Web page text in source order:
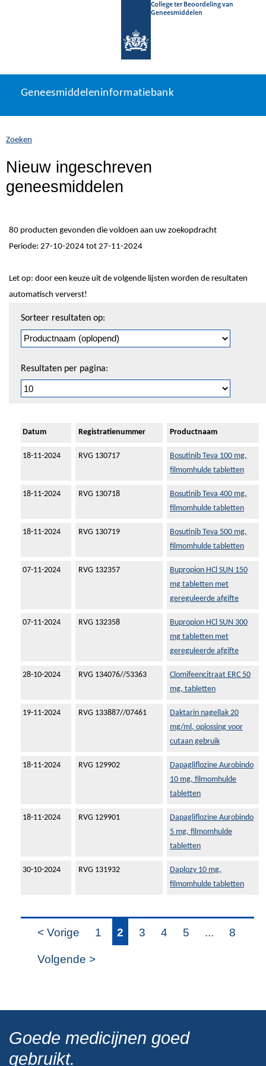
College ter Beoordeling van
Geneesmiddelen
naar
Geneesmiddeleninformatiebank
U
zich
hier:
Geneesmiddeleninformatiebank
Zoeken
Nieuw ingeschreven
geneesmiddelen
80 producten gevonden die voldoen aan uw zoekopdracht
Periode: 27-10-2024 tot 27-11-2024
Let op: door een keuze uit de volgende lijsten worden de resultaten
automatisch ververst!
pagineren
Sorteer resultaten op:
Resultaten per pagina:
Datum Registratienummer Productnaam
18-11-2024 RVG 130717
Bosutinib Teva 100 mg,
filmomhulde tabletten
18-11-2024 RVG 130718
Bosutinib Teva 400 mg,
filmomhulde tabletten
18-11-2024 RVG 130719
Bosutinib Teva 500 mg,
filmomhulde tabletten
07-11-2024 RVG 132357
Bupropion HCl SUN 150
mg tabletten met
gereguleerde afgifte
07-11-2024 RVG 132358
Bupropion HCl SUN 300
mg tabletten met
gereguleerde afgifte
28-10-2024 RVG 134076//53363
Clomifeencitraat ERC 50
mg, tabletten
19-11-2024 RVG 133887//07461
Daktarin nagellak 20
mg/ml, oplossing voor
cutaan gebruik
18-11-2024 RVG 129902
Dapagliflozine Aurobindo
10 mg, filmomhulde
tabletten
18-11-2024 RVG 129901
Dapagliflozine Aurobindo
5 mg, filmomhulde
tabletten
30-10-2024 RVG 131932
Daplozy 10 mg,
filmomhulde tabletten
< Vorige 1 2 3 4 5 ... 8
Volgende >
Goede medicijnen goed
gebruikt.